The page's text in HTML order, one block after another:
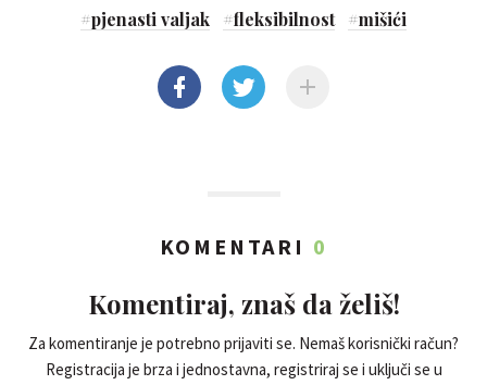
#pjenasti valjak #fleksibilnost #mišići
KOMENTARI 0
Komentiraj, znaš da želiš!
Za komentiranje je potrebno prijaviti se. Nemaš korisnički račun?
Registracija je brza i jednostavna, registriraj se i uključi se u